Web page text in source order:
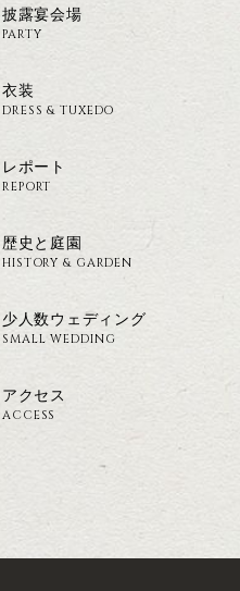
披露宴会場
PARTY
衣装
DRESS & TUXEDO
レポート
REPORT
歴史と庭園
HISTORY & GARDEN
少人数ウェディング
SMALL WEDDING
アクセス
ACCESS